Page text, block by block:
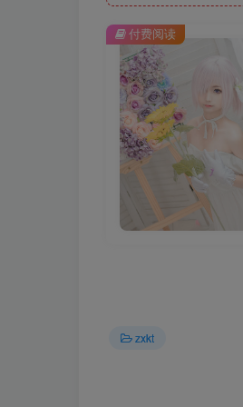
付费阅读
zxkt